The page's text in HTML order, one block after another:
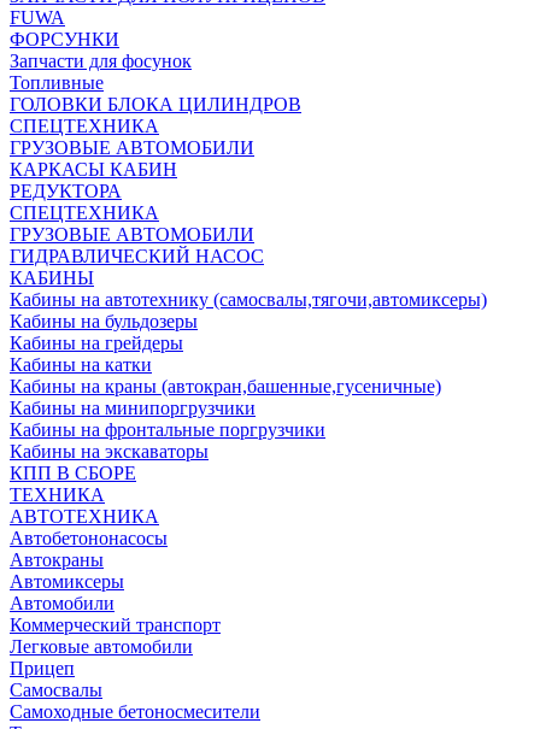
FUWA
ФОРСУНКИ
Запчасти для фосунок
Топливные
ГОЛОВКИ БЛОКА ЦИЛИНДРОВ
СПЕЦТЕХНИКА
ГРУЗОВЫЕ АВТОМОБИЛИ
КАРКАСЫ КАБИН
РЕДУКТОРА
СПЕЦТЕХНИКА
ГРУЗОВЫЕ АВТОМОБИЛИ
ГИДРАВЛИЧЕСКИЙ НАСОС
КАБИНЫ
Кабины на автотехнику (самосвалы,тягочи,автомиксеры)
Кабины на бульдозеры
Кабины на грейдеры
Кабины на катки
Кабины на краны (автокран,башенные,гусеничные)
Кабины на минипоргрузчики
Кабины на фронтальные поргрузчики
Кабины на экскаваторы
КПП В СБОРЕ
ТЕХНИКА
АВТОТЕХНИКА
Автобетононасосы
Автокраны
Автомиксеры
Автомобили
Коммерческий транспорт
Легковые автомобили
Прицеп
Самосвалы
Самоходные бетоносмесители